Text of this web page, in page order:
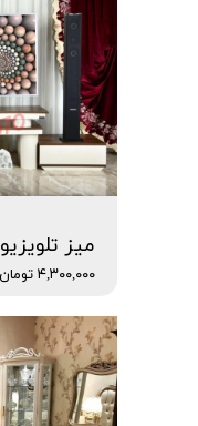
میز
۴,۳۰۰,۰۰۰ تومان